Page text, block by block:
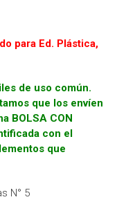
para Ed. Plástica,
de uso común.
que los envíen
BOLSA CON
con el
que
N° 5